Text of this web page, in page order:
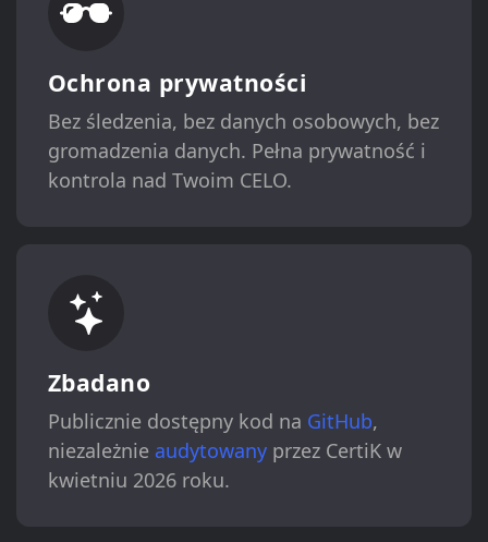
Ochrona prywatności
Bez śledzenia, bez danych osobowych, bez
gromadzenia danych. Pełna prywatność i
kontrola nad Twoim CELO.
Zbadano
Publicznie dostępny kod na GitHub,
niezależnie audytowanyprzez CertiK w
kwietniu 2026 roku.